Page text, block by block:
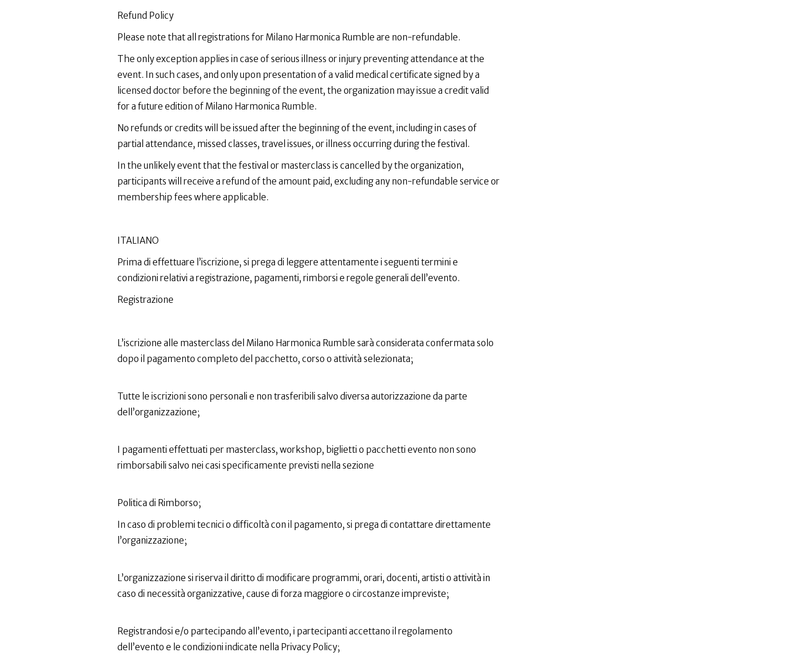
Refund Policy
Please note that all registrations for Milano Harmonica Rumble are non-refundable.
The only exception applies in case of serious illness or injury preventing attendance at the
event. In such cases, and only upon presentation of a valid medical certificate signed by a
licensed doctor before the beginning of the event, the organization may issue a credit valid
for a future edition of Milano Harmonica Rumble.
No refunds or credits will be issued after the beginning of the event, including in cases of
partial attendance, missed classes, travel issues, or illness occurring during the festival.
In the unlikely event that the festival or masterclass is cancelled by the organization,
participants will receive a refund of the amount paid, excluding any non-refundable service or
membership fees where applicable.
ITALIANO
Prima di effettuare l’iscrizione, si prega di leggere attentamente i seguenti termini e
condizioni relativi a registrazione, pagamenti, rimborsi e regole generali dell’evento.
Registrazione
L’iscrizione alle masterclass del Milano Harmonica Rumble sarà considerata confermata solo
dopo il pagamento completo del pacchetto, corso o attività selezionata;
Tutte le iscrizioni sono personali e non trasferibili salvo diversa autorizzazione da parte
dell’organizzazione;
I pagamenti effettuati per masterclass, workshop, biglietti o pacchetti evento non sono
rimborsabili salvo nei casi specificamente previsti nella sezione
Politica di Rimborso;
In caso di problemi tecnici o difficoltà con il pagamento, si prega di contattare direttamente
l’organizzazione;
L’organizzazione si riserva il diritto di modificare programmi, orari, docenti, artisti o attività in
caso di necessità organizzative, cause di forza maggiore o circostanze impreviste;
Registrandosi e/o partecipando all’evento, i partecipanti accettano il regolamento
dell’evento e le condizioni indicate nella Privacy Policy;